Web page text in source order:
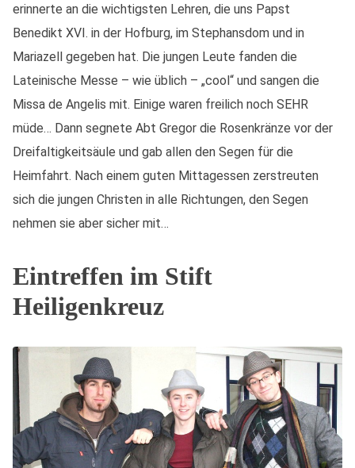
erinnerte an die wichtigsten Lehren, die uns Papst
Benedikt XVI. in der Hofburg, im Stephansdom und in
Mariazell gegeben hat. Die jungen Leute fanden die
Lateinische Messe – wie üblich – „cool“ und sangen die
Missa de Angelis mit. Einige waren freilich noch SEHR
müde… Dann segnete Abt Gregor die Rosenkränze vor der
Dreifaltigkeitsäule und gab allen den Segen für die
Heimfahrt. Nach einem guten Mittagessen zerstreuten
sich die jungen Christen in alle Richtungen, den Segen
nehmen sie aber sicher mit…
Eintreffen im Stift
Heiligenkreuz